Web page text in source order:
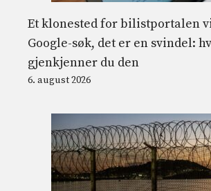
Et klonested for bilistportalen
Google-søk, det er en svindel:
gjenkjenner du den
6. august 2026